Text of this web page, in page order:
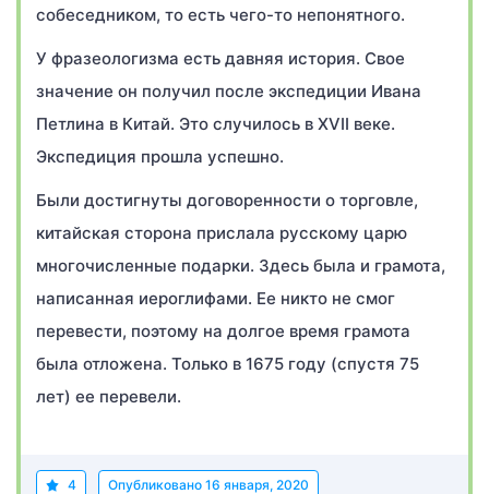
собеседником, то есть чего-то непонятного.
У фразеологизма есть давняя история. Свое
значение он получил после экспедиции Ивана
Петлина в Китай. Это случилось в XVII веке.
Экспедиция прошла успешно.
Были достигнуты договоренности о торговле,
китайская сторона прислала русскому царю
многочисленные подарки. Здесь была и грамота,
написанная иероглифами. Ее никто не смог
перевести, поэтому на долгое время грамота
была отложена. Только в 1675 году (спустя 75
лет) ее перевели.
4 Опубликовано 16 января, 2020